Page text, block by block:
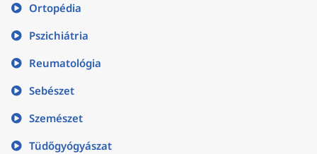
Ortopédia
Pszichiátria
Reumatológia
Sebészet
Szemészet
Tüdőgyógyászat